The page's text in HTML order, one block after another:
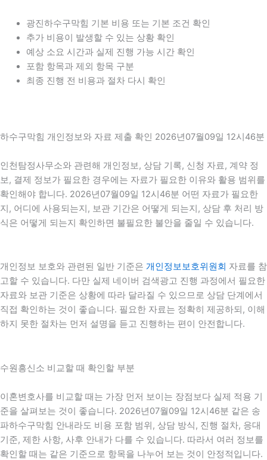
광진하수구막힘 기본 비용 또는 기본 조건 확인
추가 비용이 발생할 수 있는 상황 확인
예상 소요 시간과 실제 진행 가능 시간 확인
포함 항목과 제외 항목 구분
최종 진행 전 비용과 절차 다시 확인
하수구막힘 개인정보와 자료 제출 확인 2026년07월09일 12시46분
인천탐정사무소와 관련해 개인정보, 상담 기록, 신청 자료, 계약 정
보, 결제 정보가 필요한 경우에는 자료가 필요한 이유와 활용 범위를
확인해야 합니다. 2026년07월09일 12시46분 어떤 자료가 필요한
지, 어디에 사용되는지, 보관 기간은 어떻게 되는지, 상담 후 처리 방
식은 어떻게 되는지 확인하면 불필요한 불안을 줄일 수 있습니다.
개인정보 보호와 관련된 일반 기준은 개인정보보호위원회 자료를 참
고할 수 있습니다. 다만 실제 네이버 검색광고 진행 과정에서 필요한
자료와 보관 기준은 상황에 따라 달라질 수 있으므로 상담 단계에서
직접 확인하는 것이 좋습니다. 필요한 자료는 정확히 제공하되, 이해
하지 못한 절차는 먼저 설명을 듣고 진행하는 편이 안전합니다.
수원흥신소 비교할 때 확인할 부분
이혼변호사를 비교할 때는 가장 먼저 보이는 장점보다 실제 적용 기
준을 살펴보는 것이 좋습니다. 2026년07월09일 12시46분 같은 송
파하수구막힘 안내라도 비용 포함 범위, 상담 방식, 진행 절차, 응대
기준, 제한 사항, 사후 안내가 다를 수 있습니다. 따라서 여러 정보를
확인할 때는 같은 기준으로 항목을 나누어 보는 것이 안정적입니다.